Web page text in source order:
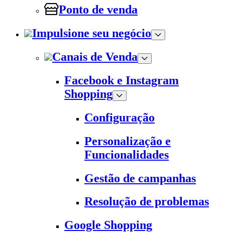
Ponto de venda
Impulsione seu negócio
Canais de Venda
Facebook e Instagram
Shopping
Configuração
Personalização e
Funcionalidades
Gestão de campanhas
Resolução de problemas
Google Shopping